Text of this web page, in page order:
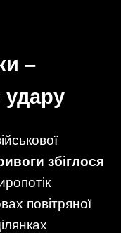
–
удару
збіглося
повітряної